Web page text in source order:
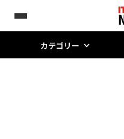
カテゴリー